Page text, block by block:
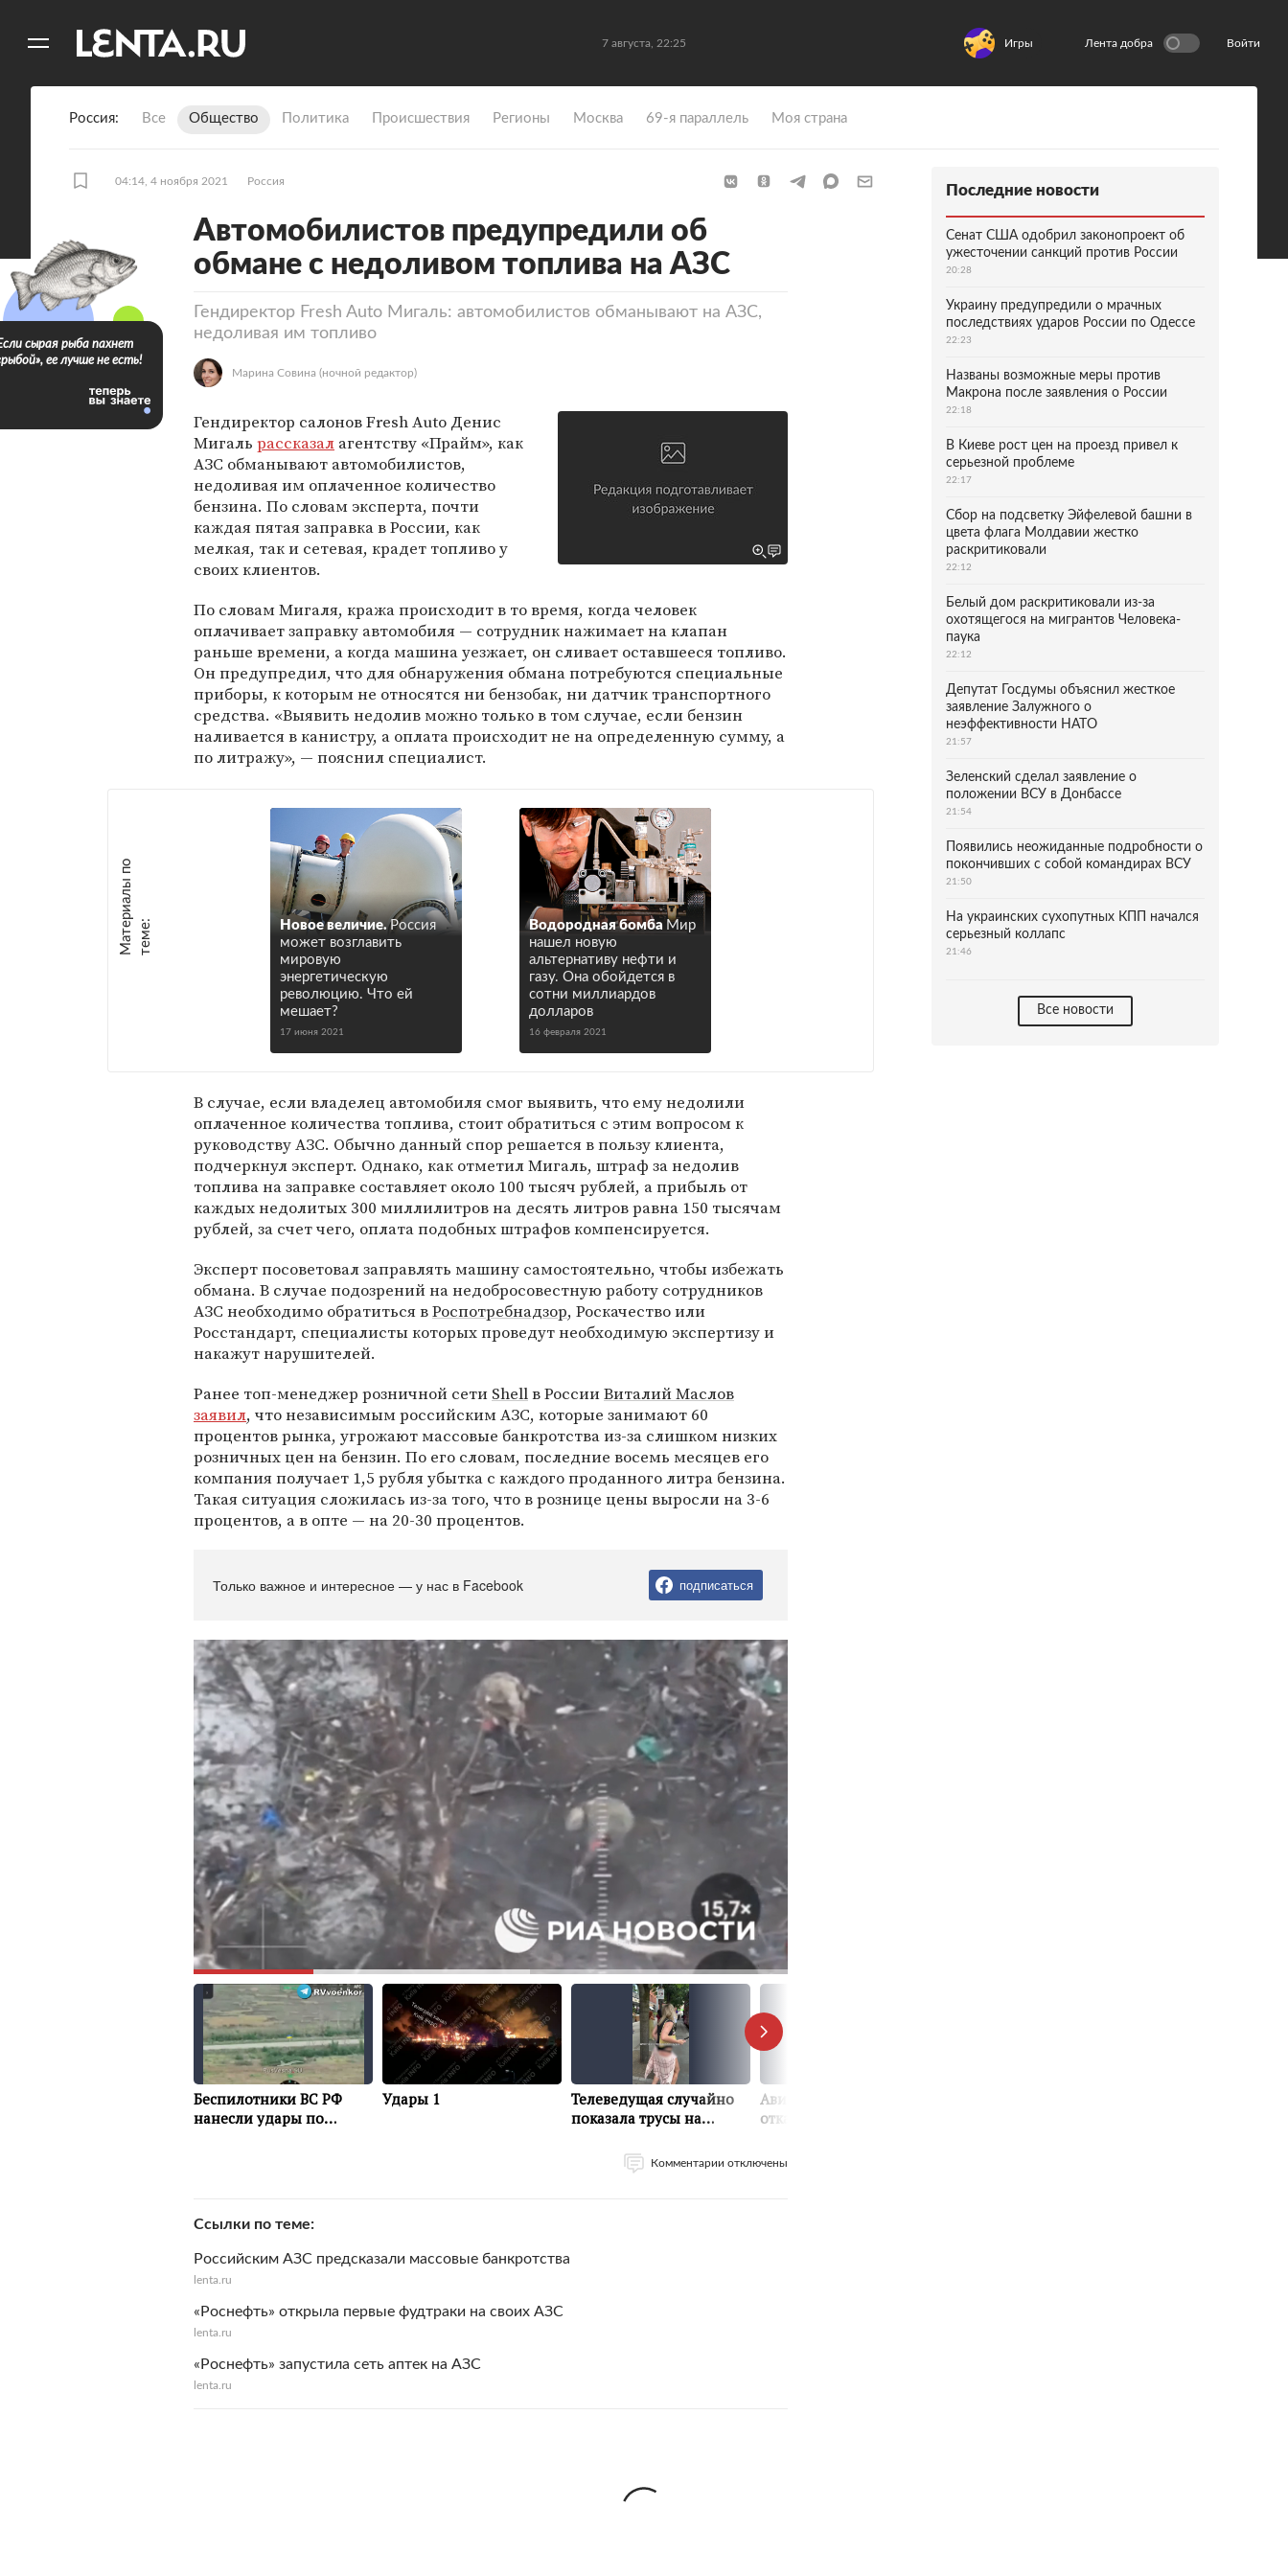
7 августа, 22:25 Игры Лента добра Войти
Россия Все Общество Политика Происшествия Регионы Москва 69-я параллель Моя страна
04:14, 4 ноября 2021 Россия
Автомобилистов предупредили об
обмане с недоливом топлива на АЗС
Гендиректор Fresh Auto Мигаль: автомобилистов обманывают на АЗС,
недоливая им топливо
Марина Совина (ночной редактор)
Гендиректор салонов Fresh Auto Денис
Мигаль рассказал агентству «Прайм», как
АЗС обманывают автомобилистов,
недоливая им оплаченное количество
бензина. По словам эксперта, почти
каждая пятая заправка в России, как
мелкая, так и сетевая, крадет топливо у
своих клиентов.
По словам Мигаля, кража происходит в то время, когда человек
оплачивает заправку автомобиля — сотрудник нажимает на клапан
раньше времени, а когда машина уезжает, он сливает оставшееся топливо.
Он предупредил, что для обнаружения обмана потребуются специальные
приборы, к которым не относятся ни бензобак, ни датчик транспортного
средства. «Выявить недолив можно только в том случае, если бензин
наливается в канистру, а оплата происходит не на определенную сумму, а
по литражу», — пояснил специалист.
М
а
т е
р
и
а
л
ы
п
о
т
е
м
е : Новое величие. Россия
может возглавить
мировую
энергетическую
революцию. Что ей
мешает?
17 июня 2021
Водородная бомба Мир
нашел новую
альтернативу нефти и
газу. Она обойдется в
сотни миллиардов
долларов
16 февраля 2021
В случае, если владелец автомобиля смог выявить, что ему недолили
оплаченное количества топлива, стоит обратиться с этим вопросом к
руководству АЗС. Обычно данный спор решается в пользу клиента,
подчеркнул эксперт. Однако, как отметил Мигаль, штраф за недолив
топлива на заправке составляет около 100 тысяч рублей, а прибыль от
каждых недолитых 300 миллилитров на десять литров равна 150 тысячам
рублей, за счет чего, оплата подобных штрафов компенсируется.
Эксперт посоветовал заправлять машину самостоятельно, чтобы избежать
обмана. В случае подозрений на недобросовестную работу сотрудников
АЗС необходимо обратиться вРоспотребнадзор, Роскачество или
Росстандарт, специалисты которых проведут необходимую экспертизу и
накажут нарушителей.
Ранее топ-менеджер розничной сети Shellв РоссииВиталий Маслов
заявил, что независимым российским АЗС, которые занимают 60
процентов рынка, угрожают массовые банкротства из-за слишком низких
розничных цен на бензин. По его словам, последние восемь месяцев его
компания получает 1,5 рубля убытка с каждого проданного литра бензина.
Такая ситуация сложилась из-за того, что в рознице цены выросли на 3-6
процентов, а в опте — на 20-30 процентов.
Только важное и интересное — у нас в Facebook подписаться
Комментарии отключены
Ссылки по теме
Российским АЗС предсказали массовые банкротства
lenta.ru
«Роснефть» открыла первые фудтраки на своих АЗС
lenta.ru
«Роснефть» запустила сеть аптек на АЗС
lenta.ru
сырая рыба пахнет
ее лучше не есть!
Последние новости
Сенат США одобрил законопроект об
ужесточении санкций против России
20:28
Украину предупредили о мрачных
последствиях ударов России по Одессе
22:23
Названы возможные меры против
Макрона после заявления о России
22:18
В Киеве рост цен на проезд привел к
серьезной проблеме
22:17
Сбор на подсветку Эйфелевой башни в
цвета флага Молдавии жестко
раскритиковали
22:12
Белый дом раскритиковали из-за
охотящегося на мигрантов Человека-
паука
22:12
Депутат Госдумы объяснил жесткое
заявление Залужного о
неэффективности НАТО
21:57
Зеленский сделал заявление о
положении ВСУ в Донбассе
21:54
Появились неожиданные подробности о
покончивших с собой командирах ВСУ
21:50
На украинских сухопутных КПП начался
серьезный коллапс
21:46
Все новости